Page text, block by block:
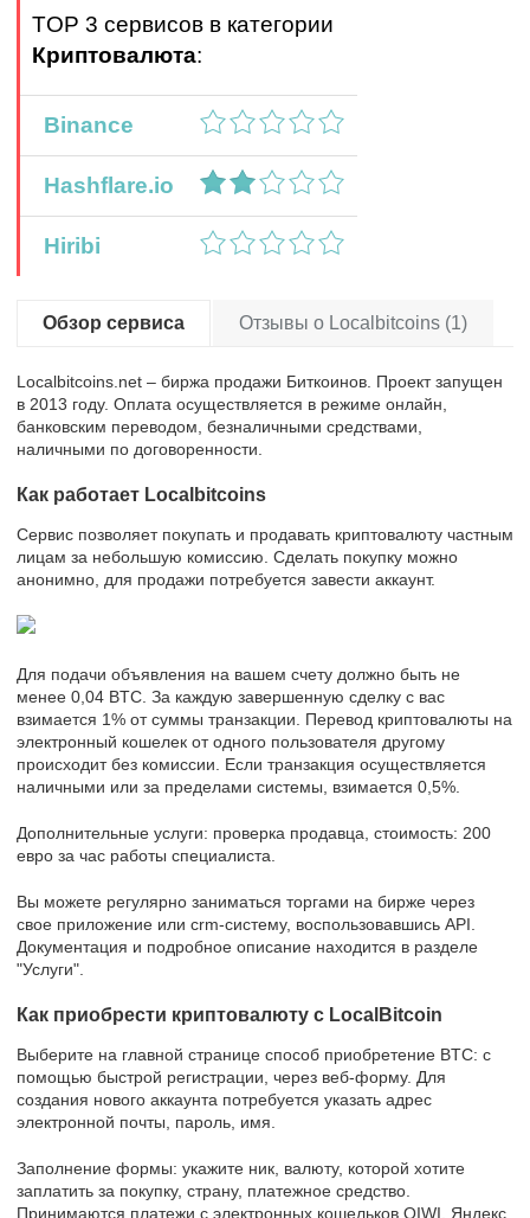
TOP 3 сервисов в категории
Криптовалюта:
Binance
Hashflare.io
Hiribi
Обзор сервиса Отзывы о Localbitcoins (1)
Localbitcoins.net – биржа продажи Биткоинов. Проект запущен
в 2013 году. Оплата осуществляется в режиме онлайн,
банковским переводом, безналичными средствами,
наличными по договоренности.
Как работает Localbitcoins
Сервис позволяет покупать и продавать криптовалюту частным
лицам за небольшую комиссию. Сделать покупку можно
анонимно, для продажи потребуется завести аккаунт.
Для подачи объявления на вашем счету должно быть не
менее 0,04 BTC. За каждую завершенную сделку с вас
взимается 1% от суммы транзакции. Перевод криптовалюты на
электронный кошелек от одного пользователя другому
происходит без комиссии. Если транзакция осуществляется
наличными или за пределами системы, взимается 0,5%.
Дополнительные услуги: проверка продавца, стоимость: 200
евро за час работы специалиста.
Вы можете регулярно заниматься торгами на бирже через
свое приложение или crm-систему, воспользовавшись API.
Документация и подробное описание находится в разделе
"Услуги".
Как приобрести криптовалюту с LocalBitcoin
Выберите на главной странице способ приобретение BTC: с
помощью быстрой регистрации, через веб-форму. Для
создания нового аккаунта потребуется указать адрес
электронной почты, пароль, имя.
Заполнение формы: укажите ник, валюту, которой хотите
заплатить за покупку, страну, платежное средство.
Принимаются платежи с электронных кошельков QIWI, Яндекс